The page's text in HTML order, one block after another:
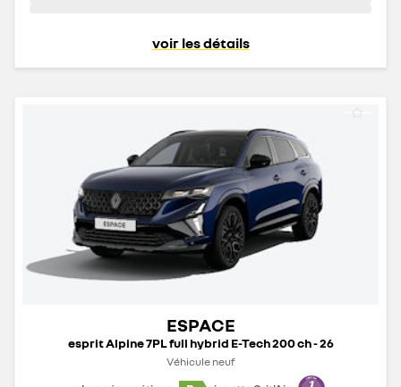
voir les détails
ESPACE
esprit Alpine 7PL full hybrid E-Tech 200 ch - 26
Véhicule neuf